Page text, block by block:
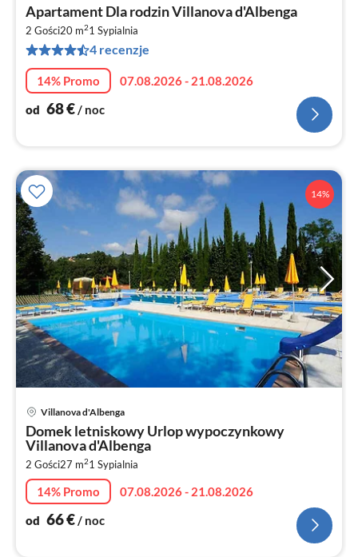
Apartament Dla rodzin Villanova d'Albenga
2 Gości20 m21 Sypialnia
4 recenzje
14% Promo
07.08.2026 - 21.08.2026
od 68€/ noc
14%
Villanova d'Albenga
Domek letniskowy Urlop wypoczynkowy
Villanova d'Albenga
2 Gości27 m21 Sypialnia
14% Promo
07.08.2026 - 21.08.2026
od 66€/ noc